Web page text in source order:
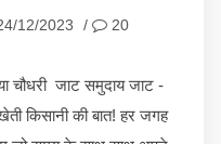
12/2023 /
20
चौधरी जाट समुदाय जाट -
किसानी की बात! हर जगह